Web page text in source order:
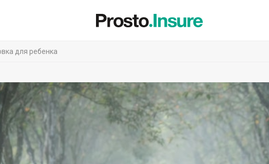
для ребенка